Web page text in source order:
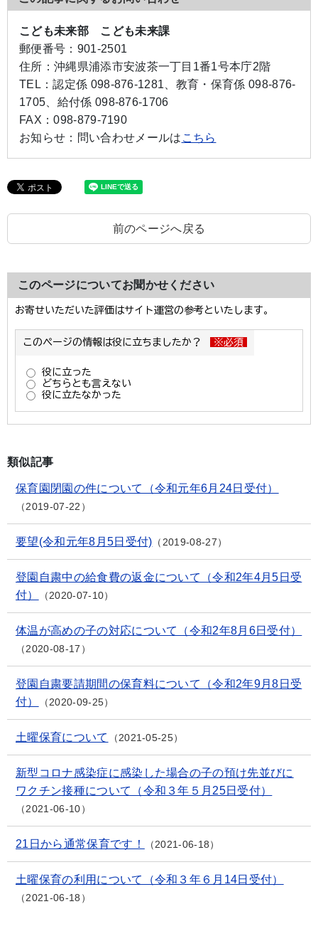
こども未来部 こども未来課
郵便番号： 901-2501
住所： 沖縄県浦添市安波茶一丁目1番1号本庁2階
TEL：認定係 098-876-1281、教育・保育係 098-876-
1705、給付係 098-876-1706
FAX：098-879-7190
お知らせ： 問い合わせメールは こちら
前のページへ戻る
このページについてお聞かせください
類似記事
保育園閉園の件について（令和元年6月24日受付）
2019-07-22
要望(令和元年8月5日受付) 2019-08-27
登園自粛中の給食費の返金について（令和2年4月5日受
付）
2020-07-10
体温が高めの子の対応について（令和2年8月6日受付）
2020-08-17
登園自粛要請期間の保育料について（令和2年9月8日受
付）
2020-09-25
土曜保育について 2021-05-25
新型コロナ感染症に感染した場合の子の預け先並びに
ワクチン接種について（令和３年５月25日受付）
2021-06-10
21日から通常保育です！ 2021-06-18
土曜保育の利用について（令和３年６月14日受付）
2021-06-18